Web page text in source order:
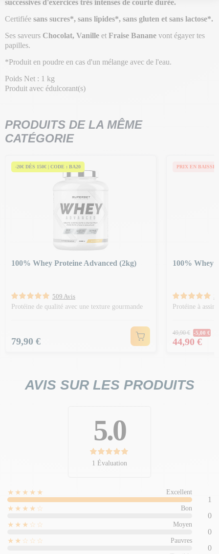
successives d'exercices très intenses de courte durée.
Certifiée sans sucres*, sans lipides*, sans gluten et sans lactose*.
Ses saveurs Chocolat, Vanille et Fraise Banane vont égayer tes
papilles.
*Produit en poudre en cas d'un mélange avec de l'eau.
Poids Net : 1 kg
Produit avec édulcorant(s)
PRODUITS DE LA MÊME
CATÉGORIE
-20€ DÈS 150€ | CODE : BA20
100% Whey Proteine Advanced (2kg)
509 Avis
Protéine de qualité avec une texture gourmande
Prix
79,90 €
PRIX EN BAISSE
100% Whey
Protéine à
Prix
49,90 € -5,00 €
Prix
44,90 €
AVIS SUR LES PRODUITS
5.0
1 Évaluation
★★★★★ Excellent
1
★★★★☆
Bon
0
★★★☆☆
Moyen
0
★★☆☆☆
Pauvres
0